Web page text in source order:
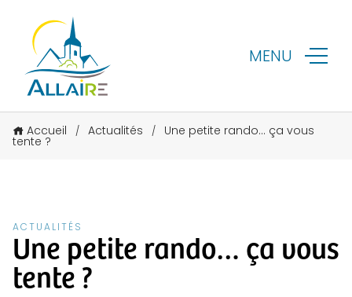
MENU
Accueil / Actualités / Une petite rando… ça vous
tente ?
ACTUALITÉS
Une petite rando… ça vous
tente ?